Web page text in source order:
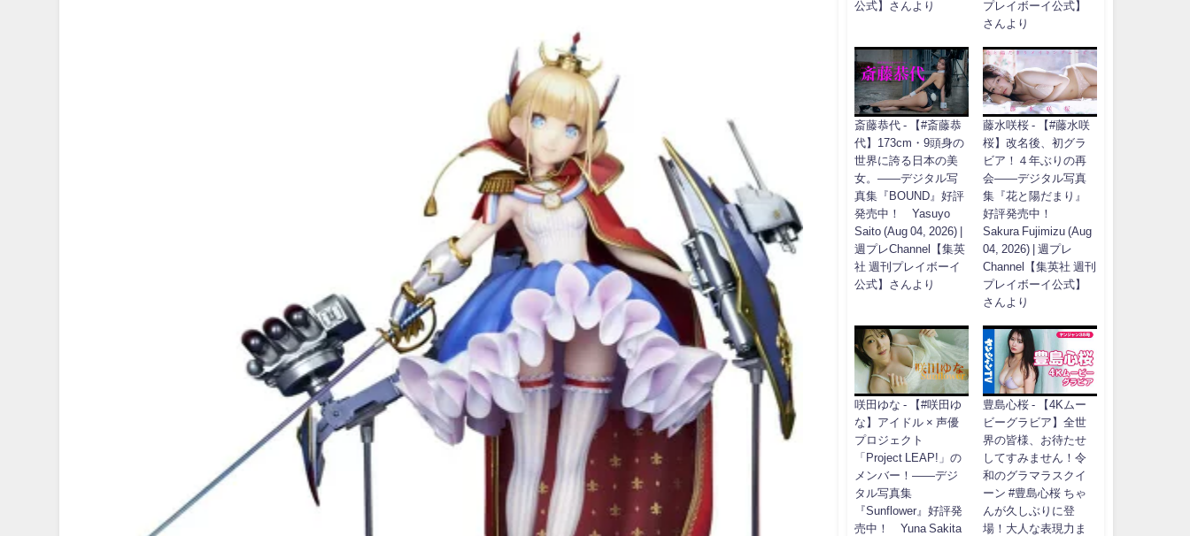
公式】さんより
プレイボーイ公式】
さんより
斎藤恭代 - 【#斎藤恭
代】173cm・9頭身の
世界に誇る日本の美
女。――デジタル写
真集『BOUND』好評
発売中！ Yasuyo
Saito (Aug 04, 2026) |
週プレChannel【集英
社 週刊プレイボーイ
公式】さんより
藤水咲桜 - 【#藤水咲
桜】改名後、初グラ
ビア！４年ぶりの再
会――デジタル写真
集『花と陽だまり』
好評発売中！
Sakura Fujimizu (Aug
04, 2026) | 週プレ
Channel【集英社 週刊
プレイボーイ公式】
さんより
咲田ゆな - 【#咲田ゆ
な】アイドル × 声優
プロジェクト
「Project LEAP!」の
メンバー！――デジ
タル写真集
『Sunflower』好評発
売中！ Yuna Sakita
豊島心桜 - 【4Kムー
ビーグラビア】全世
界の皆様、お待たせ
してすみません！令
和のグラマラスクイ
ーン #豊島心桜 ちゃ
んが久しぶりに登
場！大人な表現力ま